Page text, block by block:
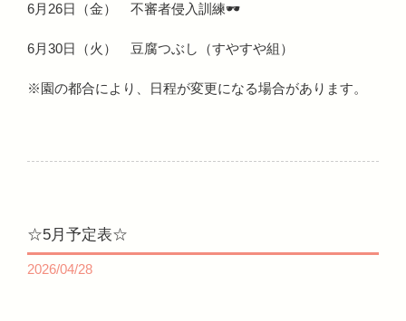
6月26日（金） 不審者侵入訓練🕶
6月30日（火） 豆腐つぶし（すやすや組）
※園の都合により、日程が変更になる場合があります。
☆5月予定表☆
2026/04/28